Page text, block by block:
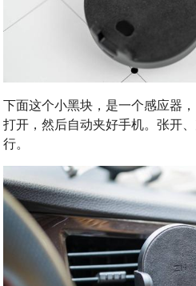
下面这个小黑块，是一个感应器
打开，然后自动夹好手机。张开
行。